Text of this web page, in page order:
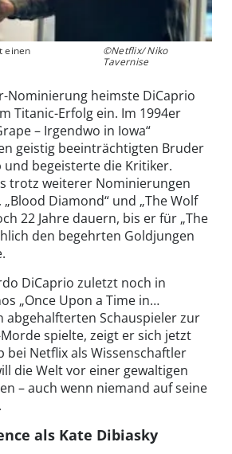
einen
©Netflix/ Niko
Tavernise
Nominierung heimste DiCaprio
Titanic-Erfolg ein. Im 1994er
– Irgendwo in Iowa“
geistig beeinträchtigten Bruder
und begeisterte die Kritiker.
trotz weiterer Nominierungen
„Blood Diamond“ und „The Wolf
22 Jahre dauern, bis er für „The
den begehrten Goldjungen
DiCaprio zuletzt noch in
„Once Upon a Time in…
abgehalfterten Schauspieler zur
spielte, zeigt er sich jetzt
bei Netflix als Wissenschaftler
die Welt vor einer gewaltigen
– auch wenn niemand auf seine
als Kate Dibiasky